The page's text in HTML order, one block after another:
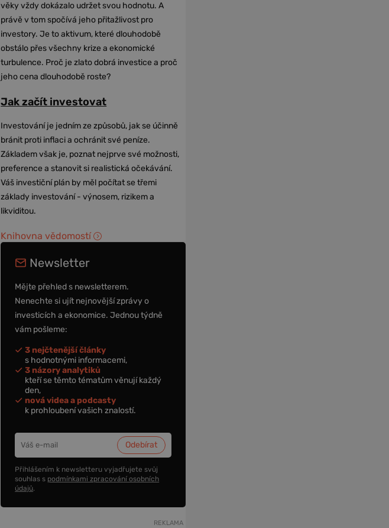
věky vždy dokázalo udržet svou hodnotu. A
právě v tom spočívá jeho přitažlivost pro
investory. Je to aktivum, které dlouhodobě
obstálo přes všechny krize a ekonomické
turbulence. Proč je zlato dobrá investice a proč
jeho cena dlouhodobě roste?
Jak začít investovat
Investování je jedním ze způsobů, jak se účinně
bránit proti inflaci a ochránit své peníze.
Základem však je, poznat nejprve své možnosti,
preference a stanovit si realistická očekávání.
Váš investiční plán by měl počítat se třemi
základy investování - výnosem, rizikem a
likviditou.
Knihovna vědomostí
Newsletter
Mějte přehled s newsletterem.
Nenechte si ujít nejnovější zprávy o
investicích a ekonomice. Jednou týdně
vám pošleme:
3 nejčtenější články
s hodnotnými informacemi,
3 názory analytiků
kteří se těmto tématům věnují každý
den,
nová videa a podcasty
k prohloubení vašich znalostí.
Přihlášením k newsletteru vyjadřujete svůj
souhlas s podmínkami zpracování osobních
údajů.
REKLAMA